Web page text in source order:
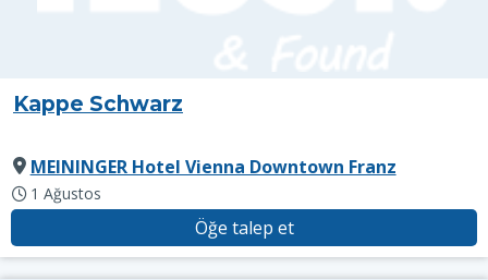
Kappe Schwarz
MEININGER Hotel Vienna Downtown Franz
1 Ağustos
Öğe talep et